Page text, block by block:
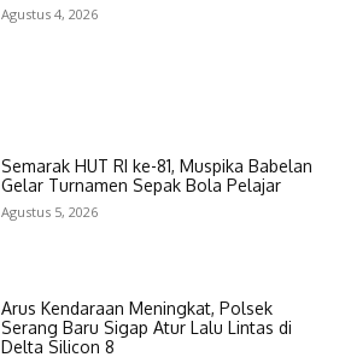
Agustus 4, 2026
Semarak HUT RI ke-81, Muspika Babelan
Gelar Turnamen Sepak Bola Pelajar
Agustus 5, 2026
Arus Kendaraan Meningkat, Polsek
Serang Baru Sigap Atur Lalu Lintas di
Delta Silicon 8